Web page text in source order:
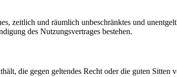
zeitlich und räumlich unbeschränktes und
des Nutzungsvertrages bestehen.
die gegen geltendes Recht oder die guten Sitten